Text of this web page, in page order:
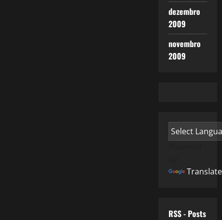
dezembro
2009
novembro
2009
Translate
RSS - Posts